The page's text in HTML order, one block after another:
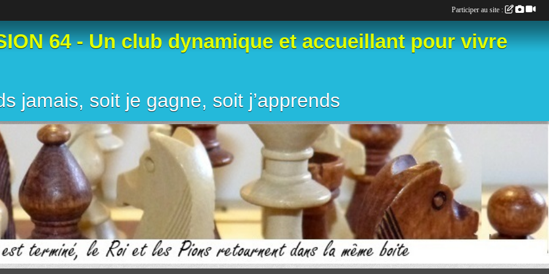
64 - Un club dynamique et accueillant pour vivre
jamais, soit je gagne, soit j’apprends
Participer au site :